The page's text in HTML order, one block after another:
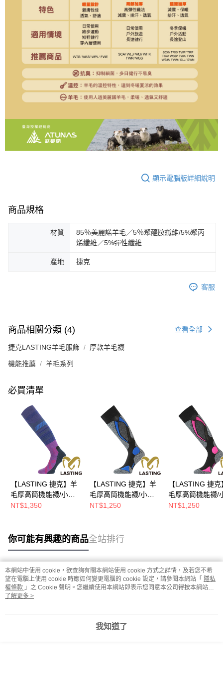
顯示電腦版詳細說明
商品規格
材質
85％美麗諾羊毛／5％聚醯胺纖維/5%聚丙
烯纖維／5%彈性纖維
產地 捷克
客服
商品相關分類 (4) 查看全部
捷克LASTING羊毛服飾 厚款羊毛襪
機能推薦 羊毛系列
必買清單
【LASTING 捷克】羊
毛厚高筒機能襪/小腿
襪/滑雪襪/膝下襪(LT-
NT$1,350
【LASTING 捷克】羊
毛厚高筒機能襪/小腿
襪/滑雪襪/膝下襪(LT-
NT$1,250
【LASTING 捷
毛厚高筒機能襪/
襪/滑雪襪/膝下襪
NT$1,250
你可能有興趣的商品全站排行
熱門標籤
本網站中使用 cookie，欲查詢有關本網站使用 cookie 方式之詳情，及若您不希
望在電腦上使用 cookie 時應如何變更電腦的 cookie 設定，請參閱本網站「 隱私
權條款 」之 Cookie 聲明。您繼續使用本網站即表示您同意本公司得按本網站使
用條款之 Cookie 聲明使用 cookie。
了解更多 >
我知道了